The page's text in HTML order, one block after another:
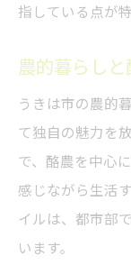
指している点が特
農的暮らし
うきは市の農的
て独自の魅力を
で、酪農を中心
感じながら生活
イルは、都市部
います。